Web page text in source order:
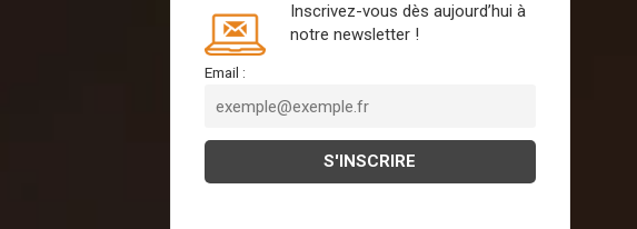
Inscrivez-vous dès aujourd’hui à
notre newsletter !
Email :